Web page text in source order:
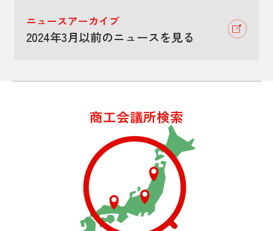
ニュースアーカイブ
2024年3月以前のニュースを見る
商工会議所検索